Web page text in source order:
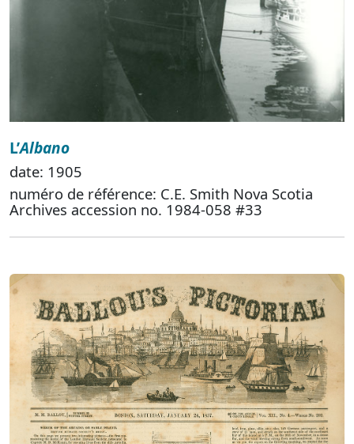
L’Albano
date: 1905
numéro de référence: C.E. Smith Nova Scotia
Archives accession no. 1984-058 #33